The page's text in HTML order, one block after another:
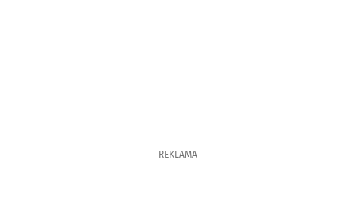
REKLAMA